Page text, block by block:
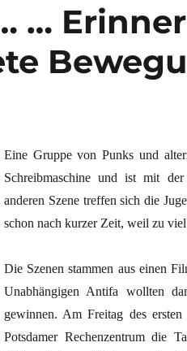
…
Eine Gruppe von Punks und
Schreibmaschine und ist mit
anderen Szene treffen sich die
schon nach kurzer Zeit, weil zu
Die Szenen stammen aus einen
Unabhängigen Antifa wollten
gewinnen. Am Freitag des
Potsdamer Rechenzentrum die